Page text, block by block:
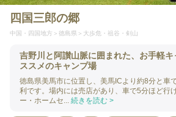
四国三郎の郷
中国・四国地方 徳島県 大歩危・祖谷・剣山
吉野川と阿讃山脈に囲まれた、お手軽
ススメのキャンプ場
徳島県美馬市に位置し、美馬ICより約8分と車
利です。場内には売店があり、車で5分ほど行
ー・ホームセ... 続きを読む >